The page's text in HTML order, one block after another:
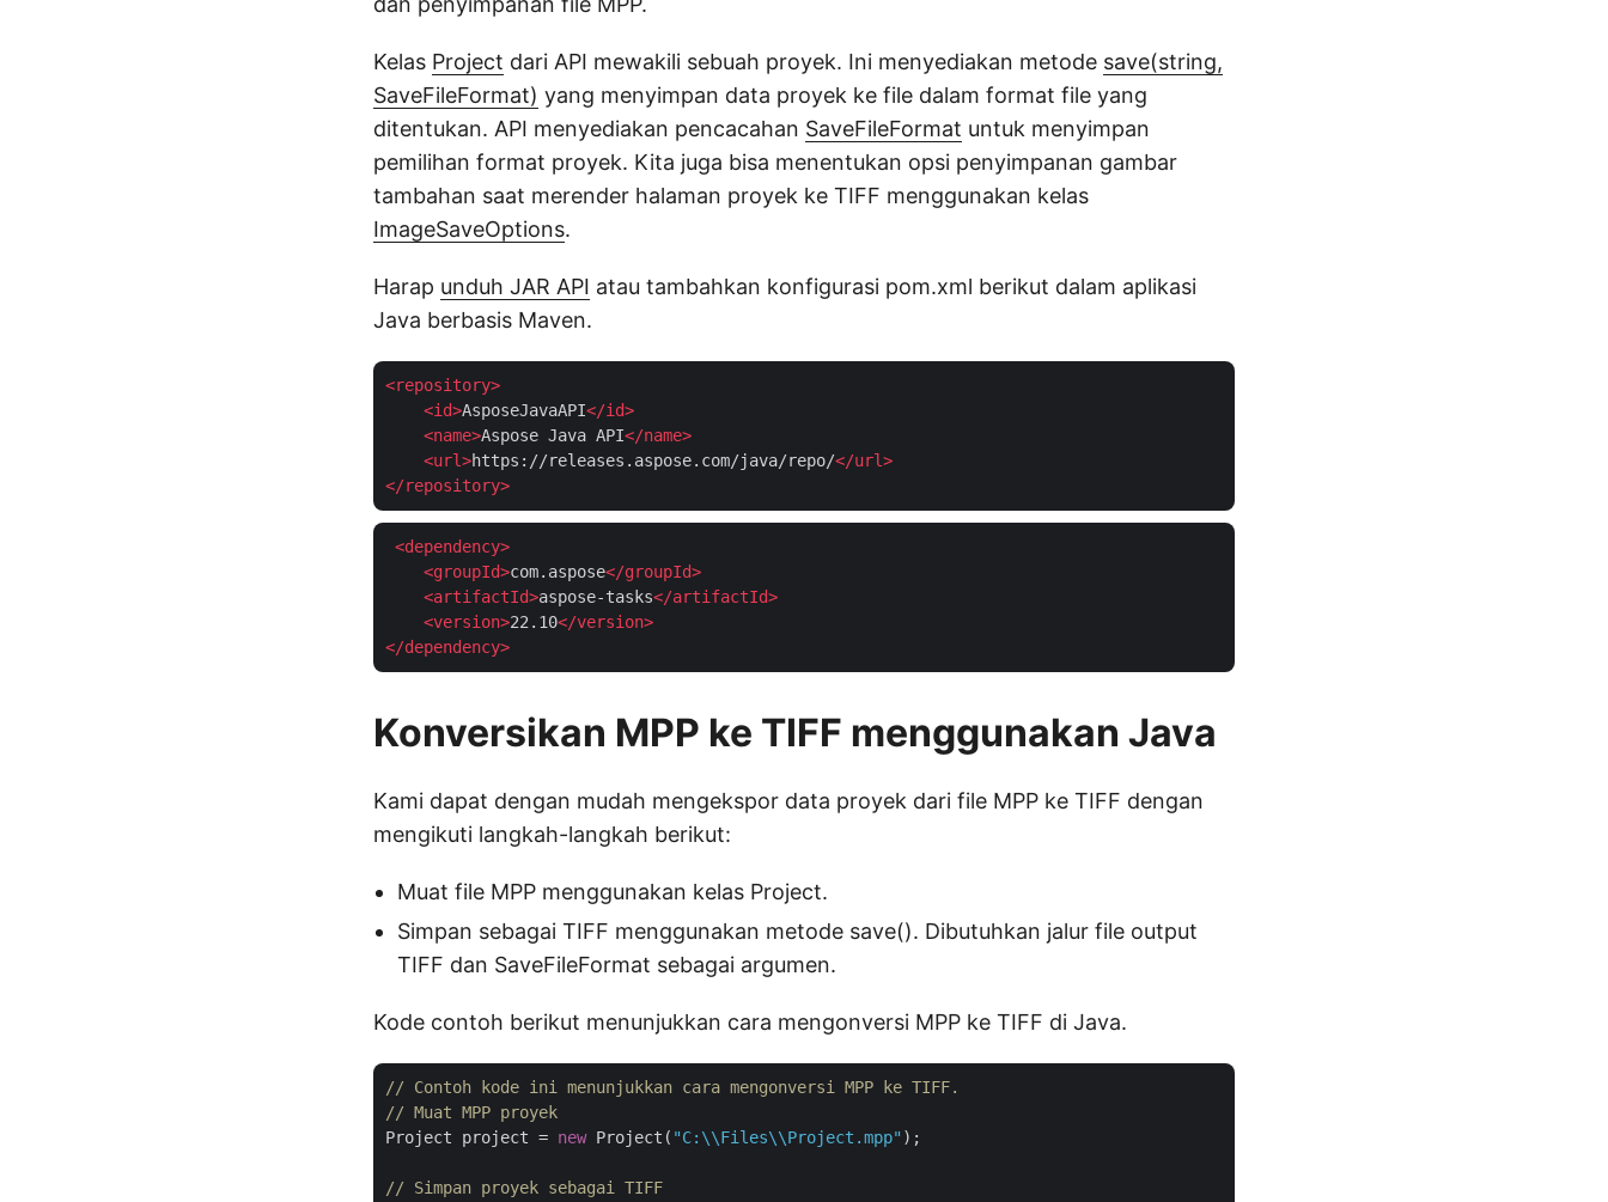
Kelas Project dari API mewakili sebuah proyek. Ini menyediakan metode save(string,
SaveFileFormat) yang menyimpan data proyek ke file dalam format file yang
ditentukan. API menyediakan pencacahan SaveFileFormat untuk menyimpan
pemilihan format proyek. Kita juga bisa menentukan opsi penyimpanan gambar
tambahan saat merender halaman proyek ke TIFF menggunakan kelas
ImageSaveOptions.
Harap unduh JAR API atau tambahkan konfigurasi pom.xml berikut dalam aplikasi
Java berbasis Maven.
<repository>
<id>AsposeJavaAPI</id>
<name>Aspose Java API</name>
<url>https://releases.aspose.com/java/repo/</url>
</repository>
<dependency>
<groupId>com.aspose</groupId>
<artifactId>aspose-tasks</artifactId>
<version>22.10</version>
</dependency>
Konversikan MPP ke TIFF menggunakan Java
Kami dapat dengan mudah mengekspor data proyek dari file MPP ke TIFF dengan
mengikuti langkah-langkah berikut:
Muat file MPP menggunakan kelas Project.
Simpan sebagai TIFF menggunakan metode save(). Dibutuhkan jalur file output
TIFF dan SaveFileFormat sebagai argumen.
Kode contoh berikut menunjukkan cara mengonversi MPP ke TIFF di Java.
// Contoh kode ini menunjukkan cara mengonversi MPP ke TIFF.
// Muat MPP proyek
Project project = new Project( "C:\\Files\\Project.mpp" );
// Simpan proyek sebagai TIFF